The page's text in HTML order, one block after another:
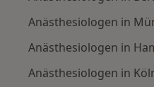
Anästhesiologen in
Anästhesiologen in
Anästhesiologen in